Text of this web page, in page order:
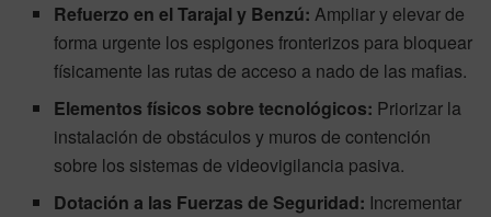
Refuerzo en el Tarajal y Benzú: Ampliar y elevar de
forma urgente los espigones fronterizos para bloquear
físicamente las rutas de acceso a nado de las mafias.
Elementos físicos sobre tecnológicos: Priorizar la
instalación de obstáculos y muros de contención
sobre los sistemas de videovigilancia pasiva.
Dotación a las Fuerzas de Seguridad: Incrementar